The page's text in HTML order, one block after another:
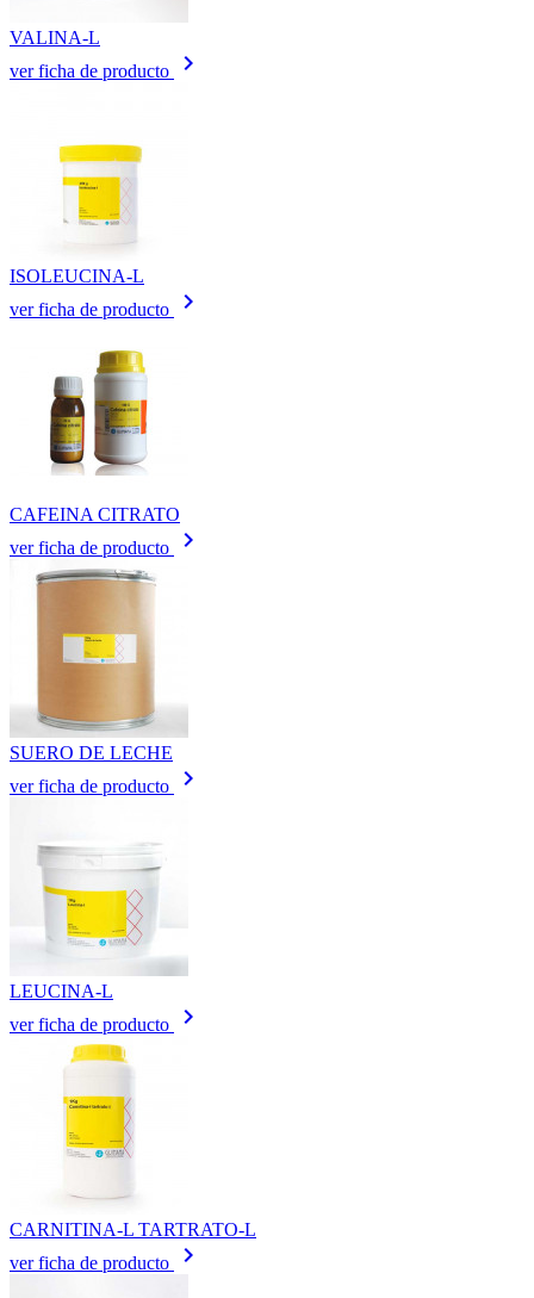
VALINA-L
ver ficha de producto
keyboard_arrow_right
ISOLEUCINA-L
ver ficha de producto
keyboard_arrow_right
CAFEINA CITRATO
ver ficha de producto
keyboard_arrow_right
SUERO DE LECHE
ver ficha de producto
keyboard_arrow_right
LEUCINA-L
ver ficha de producto
keyboard_arrow_right
CARNITINA-L TARTRATO-L
ver ficha de producto
keyboard_arrow_right